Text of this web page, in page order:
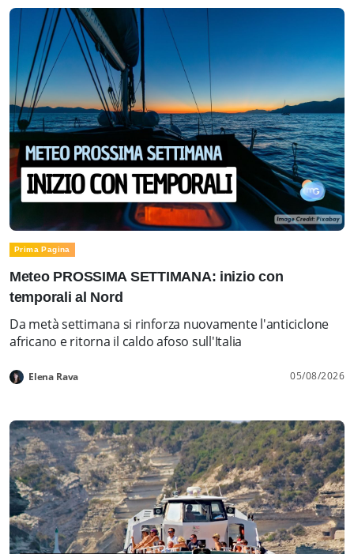
Prima Pagina
Meteo PROSSIMA SETTIMANA: inizio con
temporali al Nord
Da metà settimana si rinforza nuovamente l'anticiclone
africano e ritorna il caldo afoso sull'Italia
Elena Rava 05/08/2026